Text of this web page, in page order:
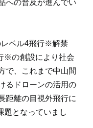
への普及が進んでい
ベル4飛行※解禁
※の創設により社会
で、これまで中山間
るドローンの活用の
距離の目視外飛行に
題となっていまし